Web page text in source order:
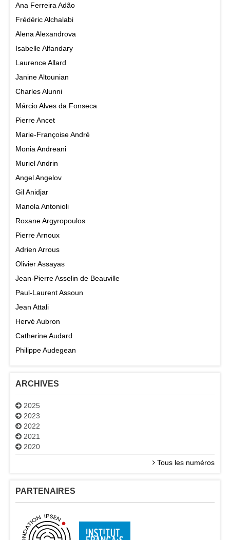
Ana Ferreira Adão
Frédéric Alchalabi
Alena Alexandrova
Isabelle Alfandary
Laurence Allard
Janine Altounian
Charles Alunni
Márcio Alves da Fonseca
Pierre Ancet
Marie-Françoise André
Monia Andreani
Muriel Andrin
Angel Angelov
Gil Anidjar
Manola Antonioli
Roxane Argyropoulos
Pierre Arnoux
Adrien Arrous
Olivier Assayas
Jean-Pierre Asselin de Beauville
Paul-Laurent Assoun
Jean Attali
Hervé Aubron
Catherine Audard
Philippe Audegean
ARCHIVES
2025
2023
2022
2021
2020
Tous les numéros
PARTENAIRES